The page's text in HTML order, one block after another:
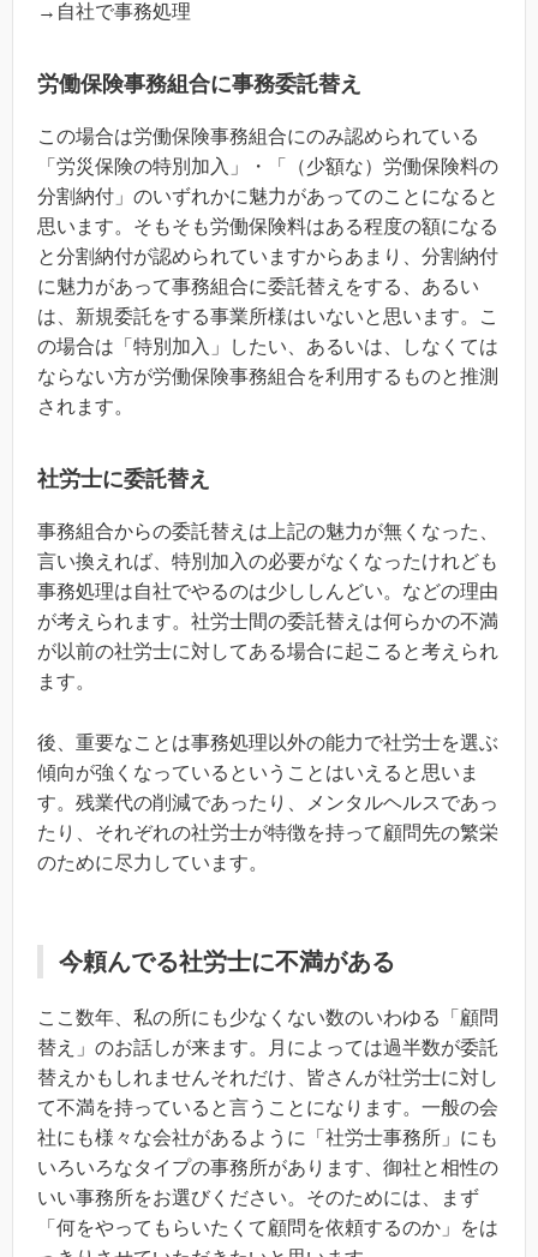
→自社で事務処理
労働保険事務組合に事務委託替え
この場合は労働保険事務組合にのみ認められている
「労災保険の特別加入」・「（少額な）労働保険料の
分割納付」のいずれかに魅力があってのことになると
思います。そもそも労働保険料はある程度の額になる
と分割納付が認められていますからあまり、分割納付
に魅力があって事務組合に委託替えをする、あるい
は、新規委託をする事業所様はいないと思います。こ
の場合は「特別加入」したい、あるいは、しなくては
ならない方が労働保険事務組合を利用するものと推測
されます。
社労士に委託替え
事務組合からの委託替えは上記の魅力が無くなった、
言い換えれば、特別加入の必要がなくなったけれども
事務処理は自社でやるのは少ししんどい。などの理由
が考えられます。社労士間の委託替えは何らかの不満
が以前の社労士に対してある場合に起こると考えられ
ます。
後、重要なことは事務処理以外の能力で社労士を選ぶ
傾向が強くなっているということはいえると思いま
す。残業代の削減であったり、メンタルヘルスであっ
たり、それぞれの社労士が特徴を持って顧問先の繁栄
のために尽力しています。
今頼んでる社労士に不満がある
ここ数年、私の所にも少なくない数のいわゆる「顧問
替え」のお話しが来ます。月によっては過半数が委託
替えかもしれませんそれだけ、皆さんが社労士に対し
て不満を持っていると言うことになります。一般の会
社にも様々な会社があるように「社労士事務所」にも
いろいろなタイプの事務所があります、御社と相性の
いい事務所をお選びください。そのためには、まず
「何をやってもらいたくて顧問を依頼するのか」をは